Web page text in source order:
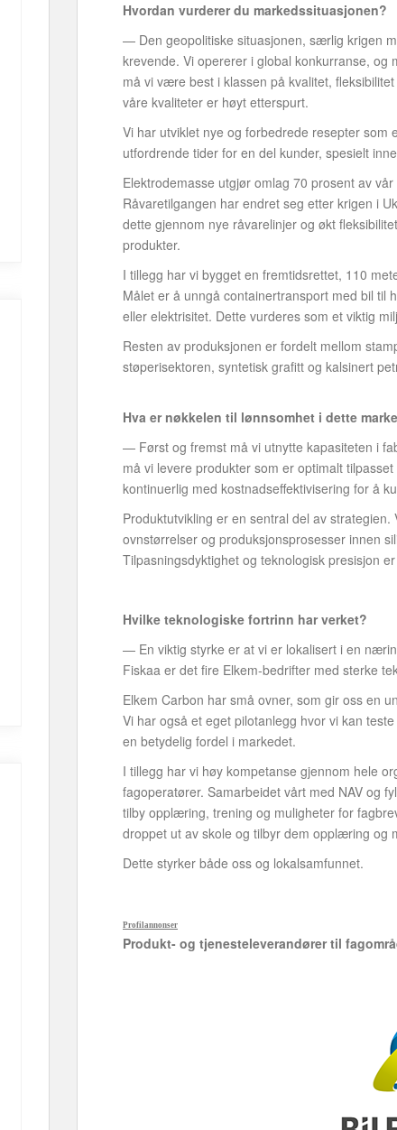
Hvordan vurderer du markedssituasjonen?
— Den geopolitiske situasjonen, særlig krigen
krevende. Vi opererer i global konkurranse,
må vi være best i klassen på kvalitet,
våre kvaliteter er høyt etterspurt.
Vi har utviklet nye og forbedrede resepter
utfordrende tider for en del kunder, spesielt
Elektrodemasse utgjør omlag 70 prosent av
Råvaretilgangen har endret seg etter krigen i
dette gjennom nye råvarelinjer og økt
produkter.
I tillegg har vi bygget en fremtidsrettet, 110
Målet er å unngå containertransport med bil til
eller elektrisitet. Dette vurderes som et viktig
Resten av produksjonen er fordelt mellom
støperisektoren, syntetisk grafitt og kalsinert
Hva er nøkkelen til lønnsomhet i dette
— Først og fremst må vi utnytte kapasiteten i
må vi levere produkter som er optimalt
kontinuerlig med kostnadseffektivisering for å
Produktutvikling er en sentral del av
ovnstørrelser og produksjonsprosesser innen
Tilpasningsdyktighet og teknologisk presisjon
Hvilke teknologiske fortrinn har verket?
— En viktig styrke er at vi er lokalisert i en
Fiskaa er det fire Elkem-bedrifter med sterke
Elkem Carbon har små ovner, som gir oss en
Vi har også et eget pilotanlegg hvor vi kan
en betydelig fordel i markedet.
I tillegg har vi høy kompetanse gjennom hele
fagoperatører. Samarbeidet vårt med NAV og
tilby opplæring, trening og muligheter for
droppet ut av skole og tilbyr dem opplæring og
Dette styrker både oss og lokalsamfunnet.
Profilannonser
Produkt- og tjenesteleverandører til